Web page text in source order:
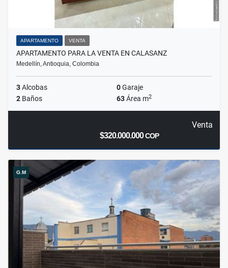
APARTAMENTO VENTA
APARTAMENTO PARA LA VENTA EN CALASANZ
Medellín, Antioquia, Colombia
3Alcobas 0Garaje
2 Baños 63Área m2
Venta
$320.000.000COP
G.M